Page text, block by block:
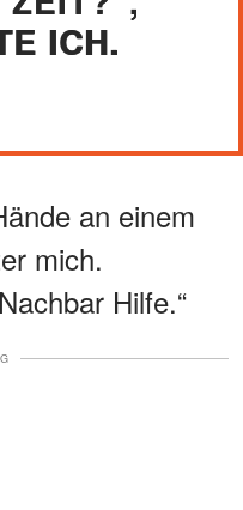
ICH.
an einem
mich.
Hilfe.“